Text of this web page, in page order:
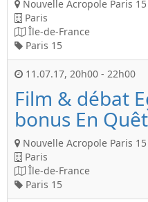
Nouvelle Acropole Paris 15
Paris
Île-de-France
Paris 15
11.07.17, 20h00 - 22h00
Film & débat
bonus En
Nouvelle Acropole Paris 15
Paris
Île-de-France
Paris 15